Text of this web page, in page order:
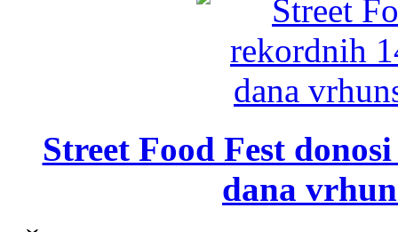
Street Food Fest
dana